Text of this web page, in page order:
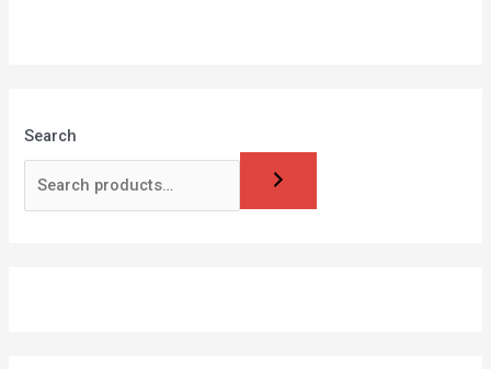
Search